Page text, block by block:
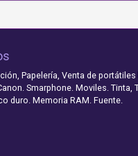
Papelería, Venta de portátiles
Smarphone. Moviles. Tinta,
duro. Memoria RAM. Fuente.